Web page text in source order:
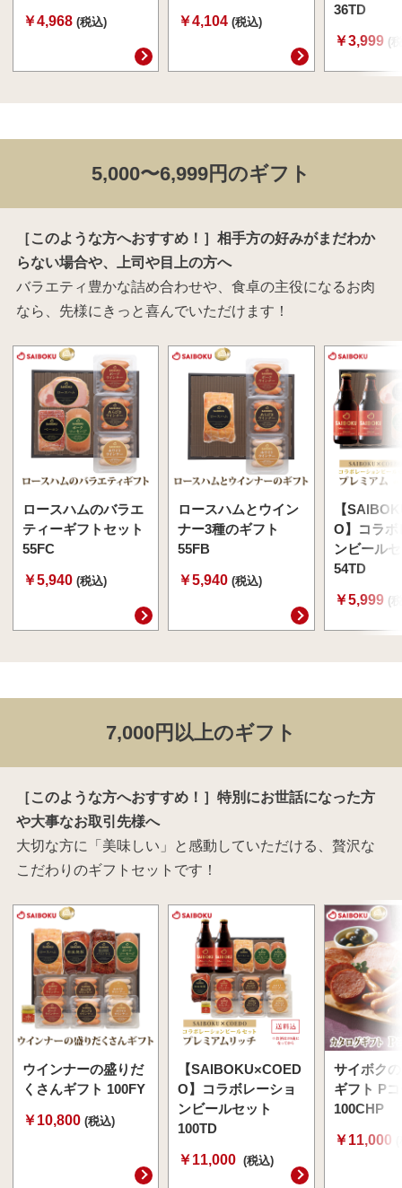
￥4,968 (税込) ￥4,104 (税込)
36TD
￥3,999 (
5,000〜6,999円のギフト
［このような方へおすすめ！］相手方の好みがまだわか
らない場合や、上司や目上の方へ
バラエティ豊かな詰め合わせや、食卓の主役になるお肉
なら、先様にきっと喜んでいただけます！
ロースハムのバラエ
ティーギフトセット
55FC
￥5,940 (税込)
ロースハムとウイン
ナー3種のギフト
55FB
￥5,940 (税込)
【
O】コラボ
ンビール
54TD
￥5,999 (
7,000円以上のギフト
［このような方へおすすめ！］特別にお世話になった方
や大事なお取引先様へ
大切な方に「美味しい」と感動していただける、贅沢な
こだわりのギフトセットです！
ウインナーの盛りだ
くさんギフト 100FY
￥10,800 (税込)
【SAIBOKU×COED
O】コラボレーショ
ンビールセット
100TD
￥11,000 (税込)
サイボク
ギフト P
100CHP
￥11,000